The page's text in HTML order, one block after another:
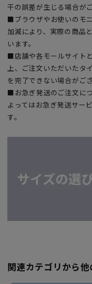
干の誤差が生じる場合が
■ブラウザやお使いのモ
加減により、実際の商品
います。
■店舗や各モールサイト
上、ご注文いただいたタ
を完了できない場合がご
■お急ぎ発送のご注文に
よってはお急ぎ発送サー
す。
関連カテゴリから